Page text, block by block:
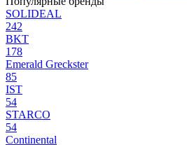
SOLIDEAL
242
BKT
178
Emerald Greckster
85
IST
54
STARCO
54
Continental